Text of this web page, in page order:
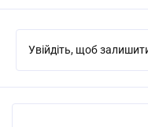
Увійдіть, щоб